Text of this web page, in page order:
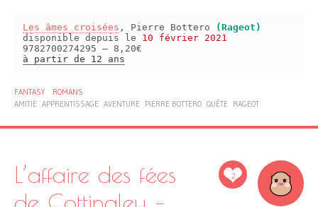
Les âmes croisées , Pierre Bottero
(Rageot)
disponible depuis le 10 février 2021
9782700274295 – 8,20€
à partir de 12 ans
FANTASY
ROMANS
AMITIÉ APPRENTISSAGE AVENTURE PIERRE BOTTERO QUÊTE RAGEOT
2
L’affaire des fées